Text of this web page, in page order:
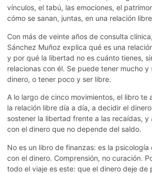
vínculos, el tabú, las emociones, el
cómo se sanan, juntas, en una relación
Con más de veinte años de consulta
Sánchez Muñoz explica qué es una
y por qué la libertad no es cuánto tienes,
relacionas con él. Se puede tener mucho y
dinero, o tener poco y ser libre.
A lo largo de cinco movimientos, el libro te
la relación libre día a día, a decidir el
sostener la libertad frente a las recaídas, y
con el dinero que no depende del saldo.
No es un libro de finanzas: es la
con el dinero. Comprensión, no curación.
todo el viaje es este: que el dinero deje de